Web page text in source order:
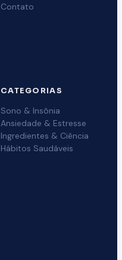
Contato
CATEGORIAS
Sono & Insônia
Ansiedade & Estresse
Ingredientes & Ciência
Hábitos Saudáveis